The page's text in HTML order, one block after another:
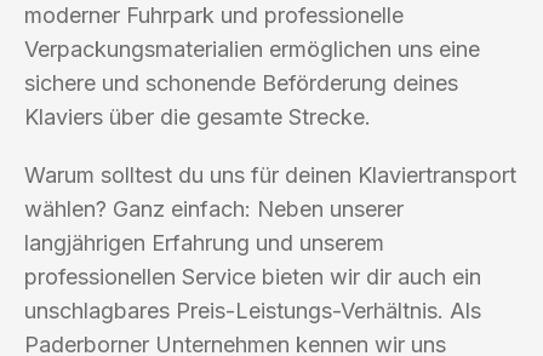
moderner Fuhrpark und professionelle
Verpackungsmaterialien ermöglichen uns eine
sichere und schonende Beförderung deines
Klaviers über die gesamte Strecke.
Warum solltest du uns für deinen Klaviertransport
wählen? Ganz einfach: Neben unserer
langjährigen Erfahrung und unserem
professionellen Service bieten wir dir auch ein
unschlagbares Preis-Leistungs-Verhältnis. Als
Paderborner Unternehmen kennen wir uns